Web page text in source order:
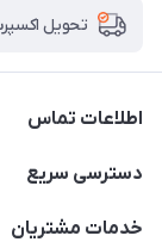
تحویل
اطلاعات تماس
دسترسی سریع
حساب کاربری
خدمات مشتریان